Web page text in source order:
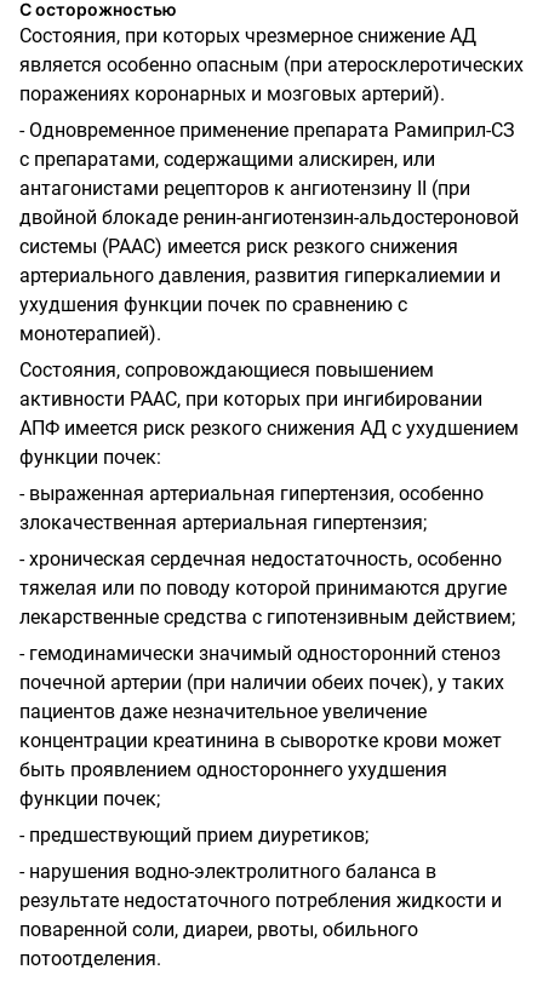
С осторожностью
Состояния, при которых чрезмерное снижение АД
является особенно опасным (при атеросклеротических
поражениях коронарных и мозговых артерий).
- Одновременное применение препарата Рамиприл-СЗ
с препаратами, содержащими алискирен, или
антагонистами рецепторов к ангиотензину II (при
двойной блокаде ренин-ангиотензин-альдостероновой
системы (РААС) имеется риск резкого снижения
артериального давления, развития гиперкалиемии и
ухудшения функции почек по сравнению с
монотерапией).
Состояния, сопровождающиеся повышением
активности РААС, при которых при ингибировании
АПФ имеется риск резкого снижения АД с ухудшением
функции почек:
- выраженная артериальная гипертензия, особенно
злокачественная артериальная гипертензия;
- хроническая сердечная недостаточность, особенно
тяжелая или по поводу которой принимаются другие
лекарственные средства с гипотензивным действием;
- гемодинамически значимый односторонний стеноз
почечной артерии (при наличии обеих почек), у таких
пациентов даже незначительное увеличение
концентрации креатинина в сыворотке крови может
быть проявлением одностороннего ухудшения
функции почек;
- предшествующий прием диуретиков;
- нарушения водно-электролитного баланса в
результате недостаточного потребления жидкости и
поваренной соли, диареи, рвоты, обильного
потоотделения.